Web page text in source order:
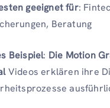
geeignet für:
Beratung
Beispiel: Die Motion
Videos erklären ihre